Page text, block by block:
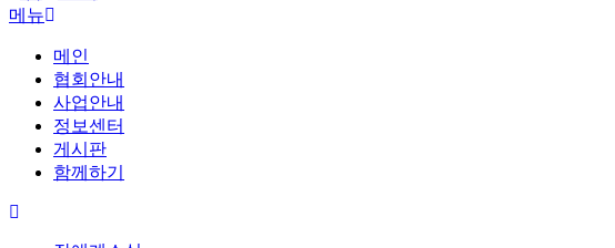
메뉴
메인
협회안내
사업안내
정보센터
게시판
함께하기